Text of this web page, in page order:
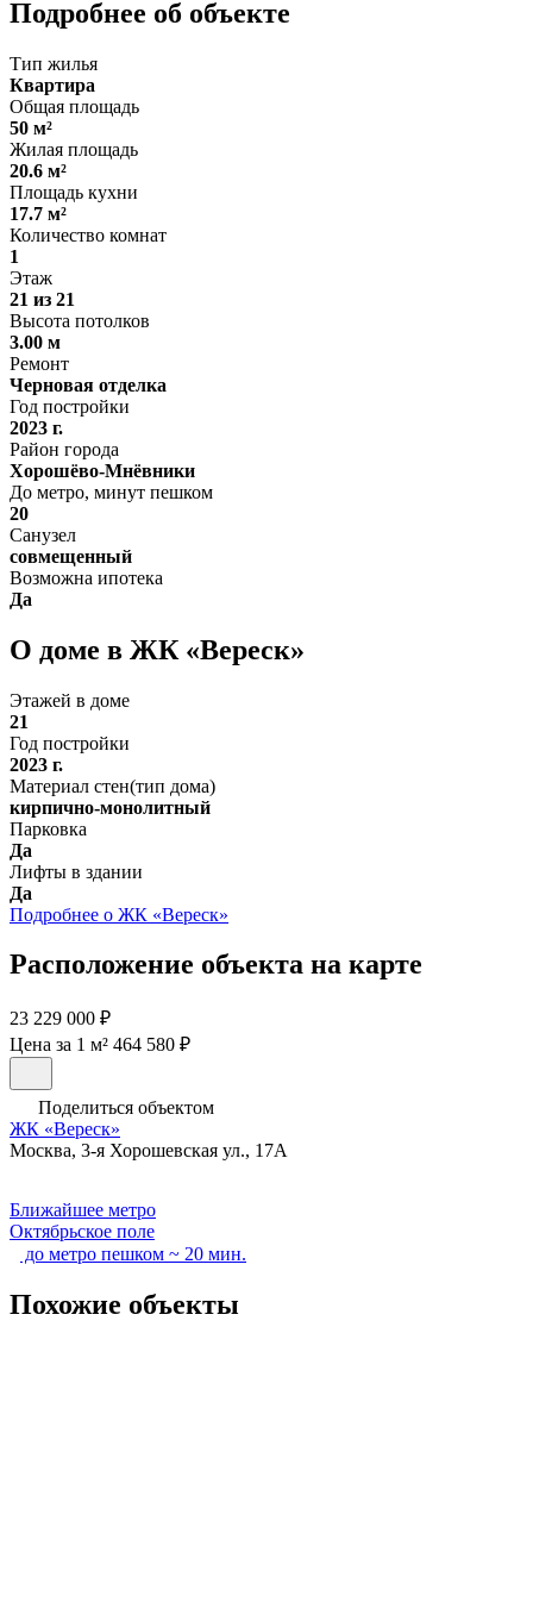
Подробнее об объекте
Тип жилья
Квартира
Общая площадь
50 м²
Жилая площадь
20.6 м²
Площадь кухни
17.7 м²
Количество комнат
1
Этаж
21 из 21
Высота потолков
3.00 м
Ремонт
Черновая отделка
Год постройки
2023 г.
Район города
Хорошёво-Мнёвники
До метро, минут пешком
20
Санузел
совмещенный
Возможна ипотека
Да
О доме в ЖК «Вереск»
Этажей в доме
21
Год постройки
2023 г.
Материал стен(тип дома)
кирпично-монолитный
Парковка
Да
Лифты в здании
Да
Подробнее о ЖК «Вереск»
Расположение объекта на карте
23 229 000 ₽
Цена за 1 м² 464 580 ₽
Поделиться объектом
ЖК «Вереск»
Москва, 3-я Хорошевская ул., 17А
Ближайшее метро
Октябрьское поле
до метро пешком ~ 20 мин.
Похожие объекты